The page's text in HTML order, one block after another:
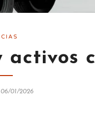
activos
01/2026